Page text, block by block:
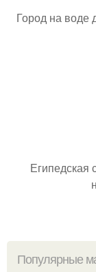
Город на воде
Популярные